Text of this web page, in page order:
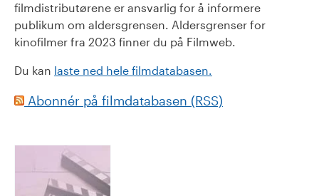
filmdistributørene er ansvarlig for å informere
publikum om aldersgrensen. Aldersgrenser for
kinofilmer fra 2023 finner du på Filmweb.
Du kan laste ned hele filmdatabasen.
Abonnér på filmdatabasen (RSS)